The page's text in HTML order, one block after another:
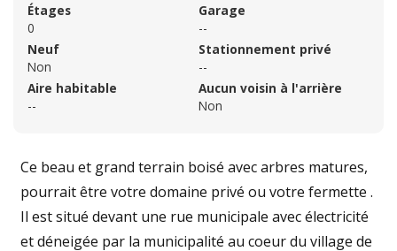
Étages
0
Neuf
Non
Aire habitable
--
Garage
--
Stationnement privé
--
Aucun voisin à l'arrière
Non
Ce beau et grand terrain boisé avec arbres matures,
pourrait être votre domaine privé ou votre fermette .
Il est situé devant une rue municipale avec électricité
et déneigée par la municipalité au coeur du village de